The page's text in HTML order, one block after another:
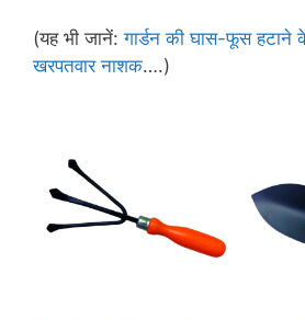
(यह भी जानें:गार्डन की घास-फूस हटाने
खरपतवार नाशक….)